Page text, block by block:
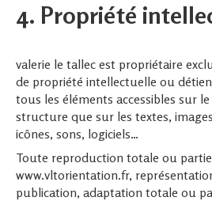
4. Propriété
valerie le tallec est propriétaire
de propriété intellectuelle ou
tous les éléments accessibles sur
structure que sur les textes,
icônes, sons, logiciels…
Toute reproduction totale ou
www.vltorientation.fr,
publication, adaptation totale ou